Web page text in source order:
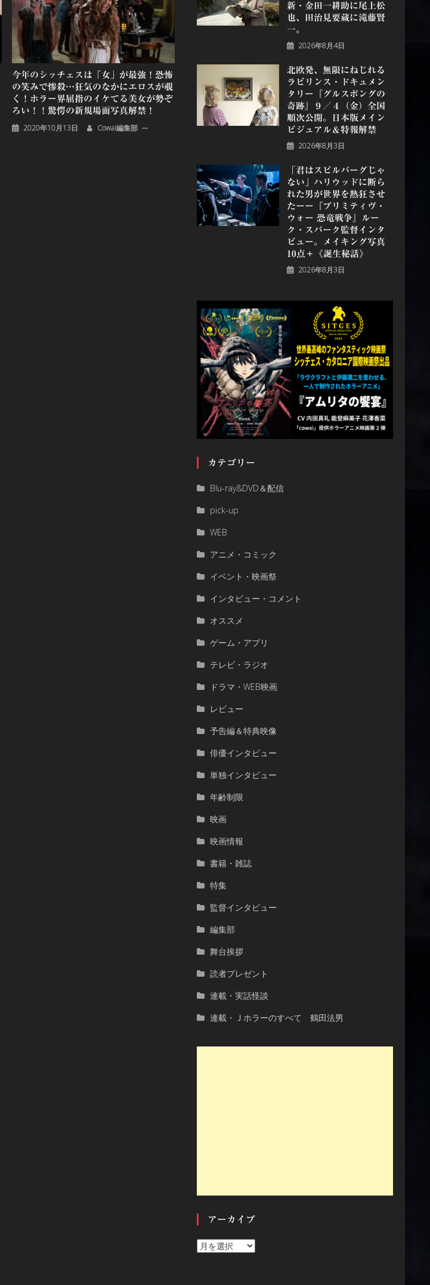
今年のシッチェスは「女」が最強！恐怖
の笑みで惨殺…狂気のなかにエロスが覗
く！ホラー界屈指のイケてる美女が勢ぞ
ろい！！驚愕の新規場面写真解禁！
2020年10月13日 Cowai編集部
新・金田一耕助に尾上松
也、田治見要蔵に滝藤賢
一。
2026年8月4日
北欧発、無限にねじれる
ラビリンス・ドキュメン
タリー『グルスポングの
奇跡』９／４（金）全国
順次公開。日本版メイン
ビジュアル＆特報解禁
2026年8月3日
「君はスピルバーグじゃ
ない」ハリウッドに断ら
れた男が世界を熱狂させ
たーー『プリミティヴ・
ウォー 恐⻯戦争』ルー
ク・スパーク監督インタ
ビュー。メイキング写真
10点＋《誕⽣秘話》
2026年8月3日
カテゴリー
Blu-ray&DVD＆配信
pick-up
WEB
アニメ・コミック
イベント・映画祭
インタビュー・コメント
オススメ
ゲーム・アプリ
テレビ・ラジオ
ドラマ・WEB映画
レビュー
予告編＆特典映像
俳優インタビュー
単独インタビュー
年齢制限
映画
映画情報
書籍・雑誌
特集
監督インタビュー
編集部
舞台挨拶
読者プレゼント
連載・実話怪談
連載・Ｊホラーのすべて 鶴田法男
アーカイブ
ア